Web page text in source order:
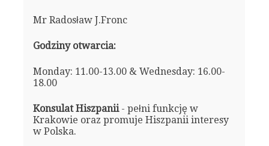
Mr Radosław J.Fronc
Godziny otwarcia:
Monday: 11.00-13.00 & Wednesday: 16.00-
18.00
Konsulat Hiszpanii- pełni funkcję w
Krakowie oraz promuje Hiszpanii interesy
w Polska.